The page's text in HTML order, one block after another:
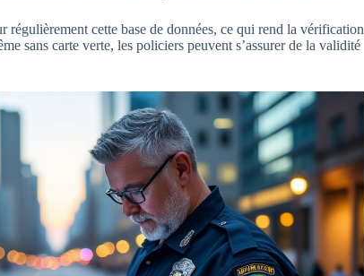
régulièrement cette base de données, ce qui rend la vérification
sans carte verte, les policiers peuvent s’assurer de la validité